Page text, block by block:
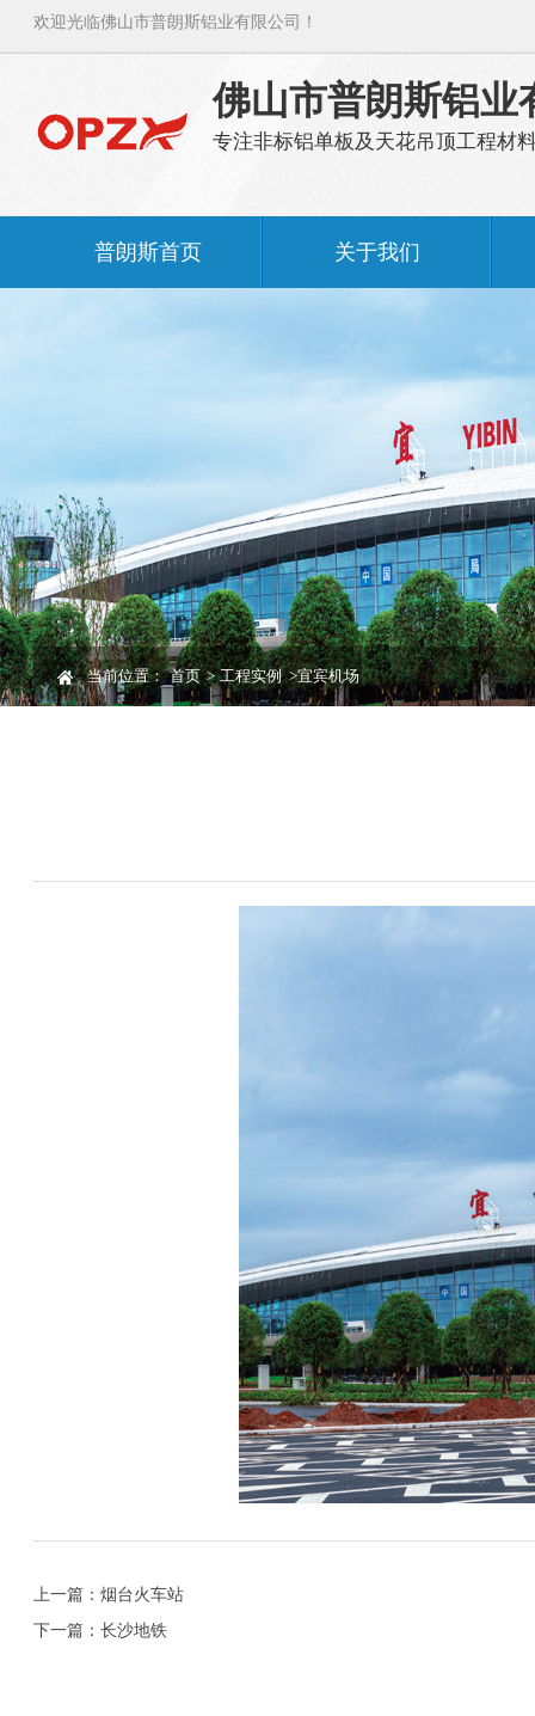
欢迎光临佛山市普朗斯铝业有限公司！
佛山市普朗斯铝业
专注非标铝单板及天花吊顶工程材
普朗斯首页 关于我们
当前位置： 首页 > 工程实例 >宜宾机场
上一篇：烟台火车站
下一篇：长沙地铁